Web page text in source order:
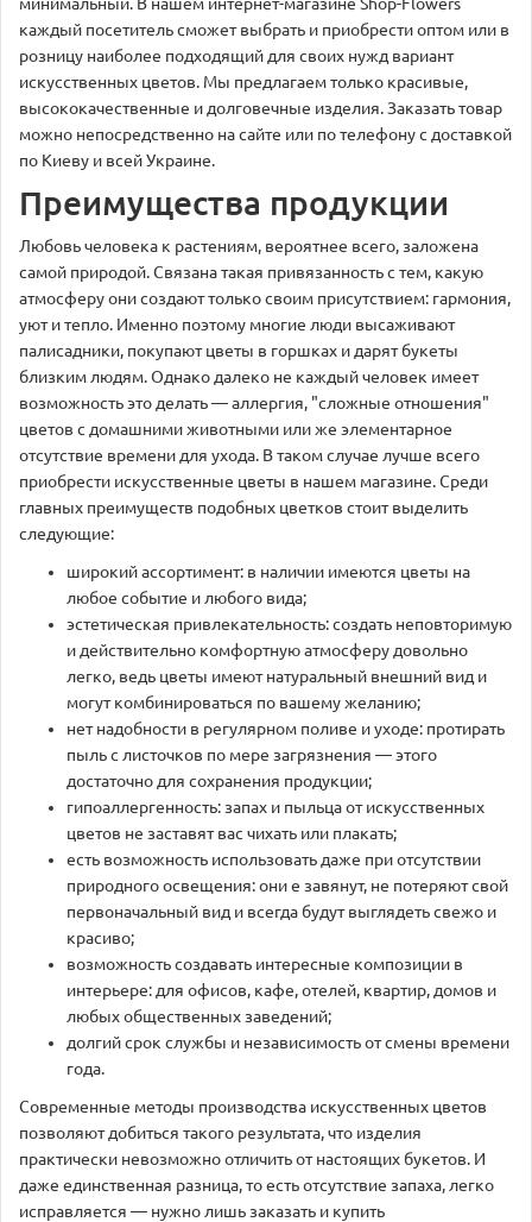
каждый посетитель сможет выбрать и приобрести оптом или в
розницу наиболее подходящий для своих нужд вариант
искусственных цветов. Мы предлагаем только красивые,
высококачественные и долговечные изделия. Заказать товар
можно непосредственно на сайте или по телефону с доставкой
по Киеву и всей Украине.
Преимущества продукции
Любовь человека к растениям, вероятнее всего, заложена
самой природой. Связана такая привязанность с тем, какую
атмосферу они создают только своим присутствием: гармония,
уют и тепло. Именно поэтому многие люди высаживают
палисадники, покупают цветы в горшках и дарят букеты
близким людям. Однако далеко не каждый человек имеет
возможность это делать — аллергия, "сложные отношения"
цветов с домашними животными или же элементарное
отсутствие времени для ухода. В таком случае лучше всего
приобрести искусственные цветы в нашем магазине. Среди
главных преимуществ подобных цветков стоит выделить
следующие:
широкий ассортимент: в наличии имеются цветы на
любое событие и любого вида;
эстетическая привлекательность: создать неповторимую
и действительно комфортную атмосферу довольно
легко, ведь цветы имеют натуральный внешний вид и
могут комбинироваться по вашему желанию;
нет надобности в регулярном поливе и уходе: протирать
пыль с листочков по мере загрязнения — этого
достаточно для сохранения продукции;
гипоаллергенность: запах и пыльца от искусственных
цветов не заставят вас чихать или плакать;
есть возможность использовать даже при отсутствии
природного освещения: они е завянут, не потеряют свой
первоначальный вид и всегда будут выглядеть свежо и
красиво;
возможность создавать интересные композиции в
интерьере: для офисов, кафе, отелей, квартир, домов и
любых общественных заведений;
долгий срок службы и независимость от смены времени
года.
Современные методы производства искусственных цветов
позволяют добиться такого результата, что изделия
практически невозможно отличить от настоящих букетов. И
даже единственная разница, то есть отсутствие запаха, легко
исправляется — нужно лишь заказать и купить